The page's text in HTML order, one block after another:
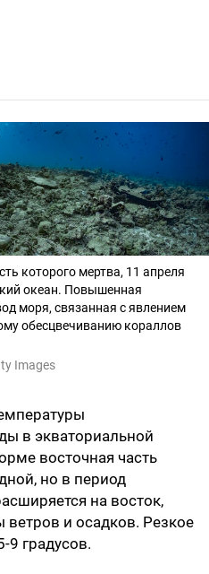
которого мертва, 11 апреля
океан. Повышенная
моря, связанная с явлением
обесцвечиванию кораллов
Images
в экваториальной
восточная часть
но в период
на восток,
и осадков. Резкое
9 градусов.